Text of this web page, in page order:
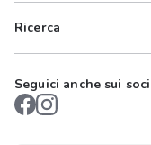
Ricerca
Seguici anche sui